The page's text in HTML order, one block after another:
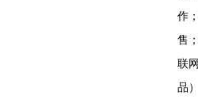
作
售
联
品